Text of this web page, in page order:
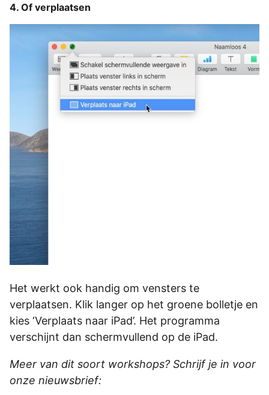
4. Of verplaatsen
Het werkt ook handig om vensters te
verplaatsen. Klik langer op het groene bolletje en
kies ‘Verplaats naar iPad’. Het programma
verschijnt dan schermvullend op de iPad.
Meer van dit soort workshops? Schrijf je in voor
onze nieuwsbrief: